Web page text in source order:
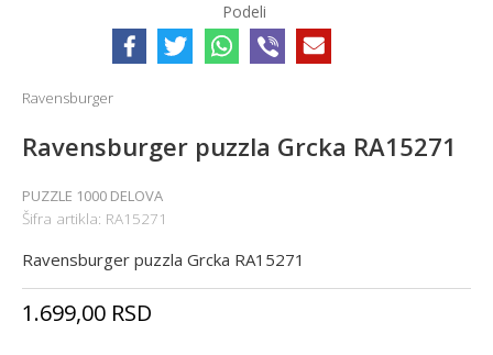
Podeli
Ravensburger
Ravensburger puzzla Grcka RA15271
PUZZLE 1000 DELOVA
Šifra artikla: RA15271
Ravensburger puzzla Grcka RA15271
1.699,00 RSD